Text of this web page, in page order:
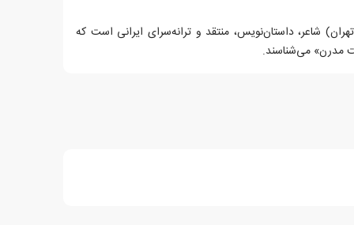
موسوی (زاده ۱۳۵۵ در تهران) شاعر، داستان‌نویس، منتقد و ترانه‌سرای ایرانی است که
مدرن» می‌شناسند.